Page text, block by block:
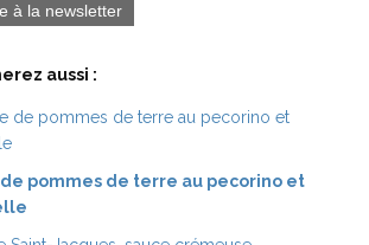
à la newsletter
aussi :
pommes de terre au pecorino et